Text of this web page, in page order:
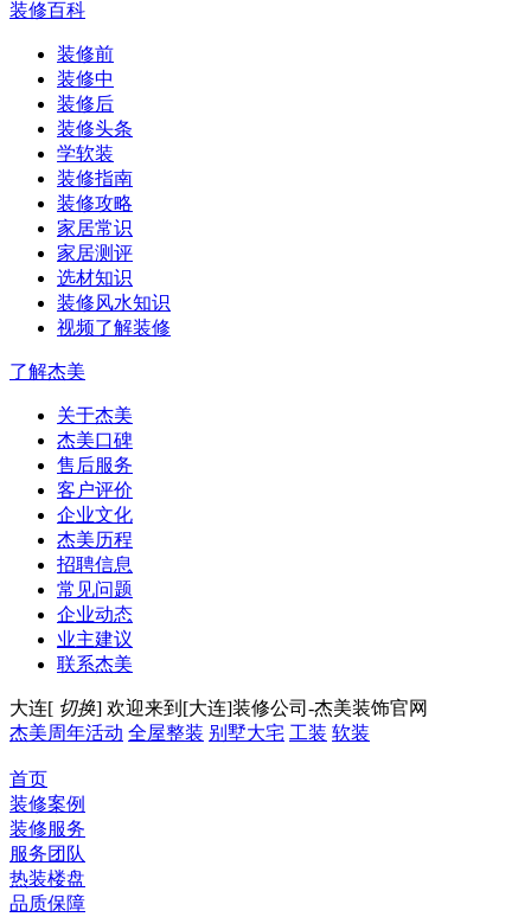
装修百科
装修前
装修中
装修后
装修头条
学软装
装修指南
装修攻略
家居常识
家居测评
选材知识
装修风水知识
视频了解装修
了解杰美
关于杰美
杰美口碑
售后服务
客户评价
企业文化
杰美历程
招聘信息
常见问题
企业动态
业主建议
联系杰美
大连[ 切换] 欢迎来到[大连]装修公司-杰美装饰官网
杰美周年活动 全屋整装 别墅大宅 工装 软装
首页
装修案例
装修服务
服务团队
热装楼盘
品质保障